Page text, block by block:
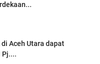
Aceh Utara dapat
Pj....